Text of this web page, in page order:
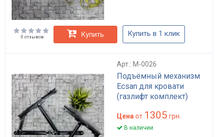
0 отзывов Купить Купить в 1 клик
Арт.: M-0026
Подъёмный механизм
Ecsan для кровати
(газлифт комплект)
Цена от 1305 грн.
В наличии